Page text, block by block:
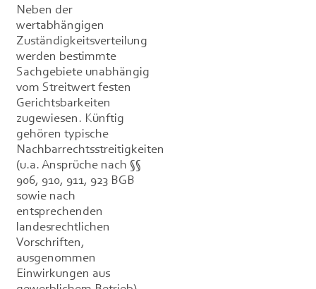
Neben der
wertabhängigen
Zuständigkeitsverteilung
werden bestimmte
Sachgebiete unabhängig
vom Streitwert festen
Gerichtsbarkeiten
zugewiesen. Künftig
gehören typische
Nachbarrechtsstreitigkeiten
(u.a. Ansprüche nach §§
906, 910, 911, 923 BGB
sowie nach
entsprechenden
landesrechtlichen
Vorschriften,
ausgenommen
Einwirkungen aus